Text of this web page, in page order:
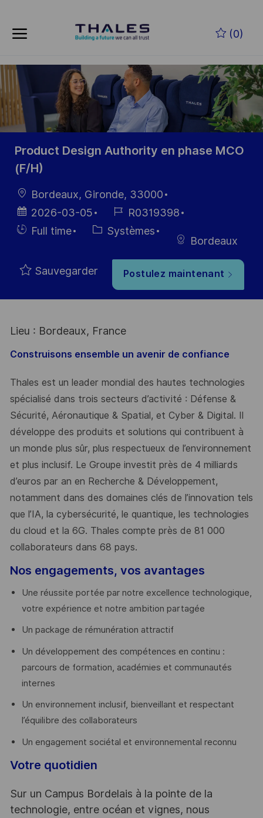
(0)
-
Product Design Authority en phase MCO
(F/H)
localisation
Bordeaux, Gironde, 33000
Date
d’affichage
2026-03-05
Référence
du poste
R0319398
HiringFull time Catégorie
Systèmes
Bordeaux
Sauvegarder Postulez maintenant
Lieu : Bordeaux, France
Construisons ensemble un avenir de confiance
Thales est un leader mondial des hautes technologies
spécialisé dans trois secteurs d’activité : Défense &
Sécurité, Aéronautique & Spatial, et Cyber & Digital. Il
développe des produits et solutions qui contribuent à
un monde plus sûr, plus respectueux de l’environnement
et plus inclusif. Le Groupe investit près de 4 milliards
d’euros par an en Recherche & Développement,
notamment dans des domaines clés de l’innovation tels
que l’IA, la cybersécurité, le quantique, les technologies
du cloud et la 6G. Thales compte près de 81 000
collaborateurs dans 68 pays.
Nos engagements, vos avantages
Une réussite portée par notre excellence technologique,
votre expérience et notre ambition partagée
Un package de rémunération attractif
Un développement des compétences en continu :
parcours de formation, académies et communautés
internes
Un environnement inclusif, bienveillant et respectant
l’équilibre des collaborateurs
Un engagement sociétal et environnemental reconnu
Votre quotidien
Sur un Campus Bordelais à la pointe de la
technologie, entre océan et vignes, nous